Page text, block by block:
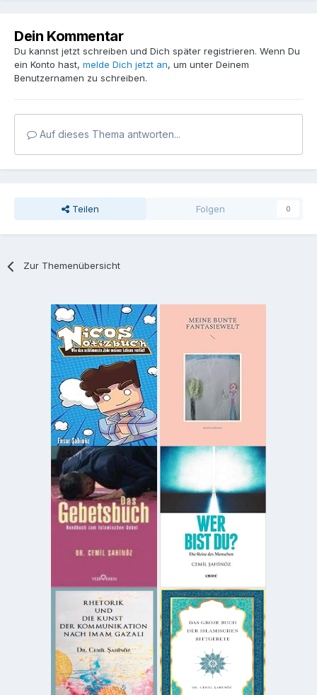
Dein Kommentar
Du kannst jetzt schreiben und Dich später registrieren. Wenn Du
ein Konto hast, melde Dich jetzt an, um unter Deinem
Benutzernamen zu schreiben.
Auf dieses Thema antworten...
Teilen Folgen 0
Zur Themenübersicht